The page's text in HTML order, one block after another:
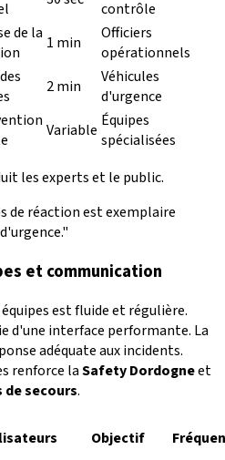
contrôle
de la 1 min
Officiers
opérationnels
2 min
Véhicules
d'urgence
Variable Équipes
spécialisées
les experts et le public.
de réaction est exemplaire
et communication
est fluide et régulière.
d'une interface performante. La
adéquate aux incidents.
renforce laSafety Dordogneet
de secours.
Objectif